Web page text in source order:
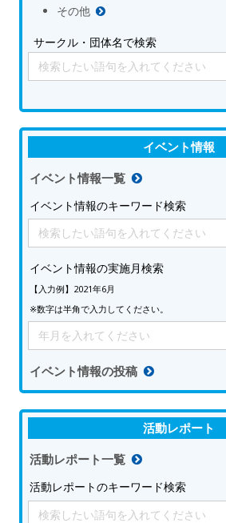
その他
サークル・団体名で検索
Search
for:
イベント情報
イベント情報一覧
イベント情報のキーワード検索
Search
for:
イベント情報の実施月検索
【入力例】2021年6月
※数字は半角で入力してください。
Search
for:
イベント情報の投稿
活動レポート
活動レポート一覧
活動レポートのキーワード検索
Search
for: